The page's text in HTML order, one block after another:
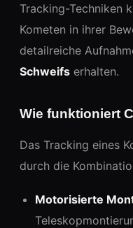
Tracking-Techniken
Kometen in ihrer
detailreiche
Schweifs erhalten.
Wie funktioniert
Das Tracking eines
durch die
Motorisierte